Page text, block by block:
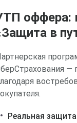
оффера:
в
—
Реальная